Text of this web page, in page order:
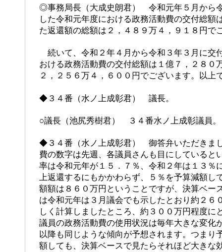
◎事務局長（大成史朗君） 令和元年５月から
した令和元年度における政務活動費の交付総額
た返還額の総額は２，４８９万４，９１８円で
続いて、令和２年４月から令和３年３月に交
おける政務活動費の交付総額は１億７，２８０
２，２５６万４，６００円でございます。以上
◆３４番（水ノ上成彰君） 議長。
○議長（池尻秀樹君） ３４番水ノ上成彰議員。
◆３４番（水ノ上成彰君） 御答弁いただきま
費の数字は先週、各議員さんも目にしていると
率は令和元年が１５．７％、令和２年は１３％
上返還するにもかかわらず、５％を予算減額し
額額は８６０万円ということですが、決算ベー
は令和元年は３月議会でも示したとおり約２６
しく計算しましたところ、約３００万円程度に
議員の政務活動費の使用状況は毎年大きな変化
以降も同じような傾向が予想されます。つまり
額しても、決算ベースで見たらそれほど大きな